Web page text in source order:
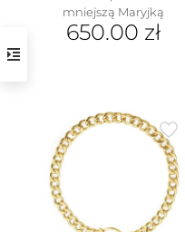
mniejszą Maryjką
650.00 zł